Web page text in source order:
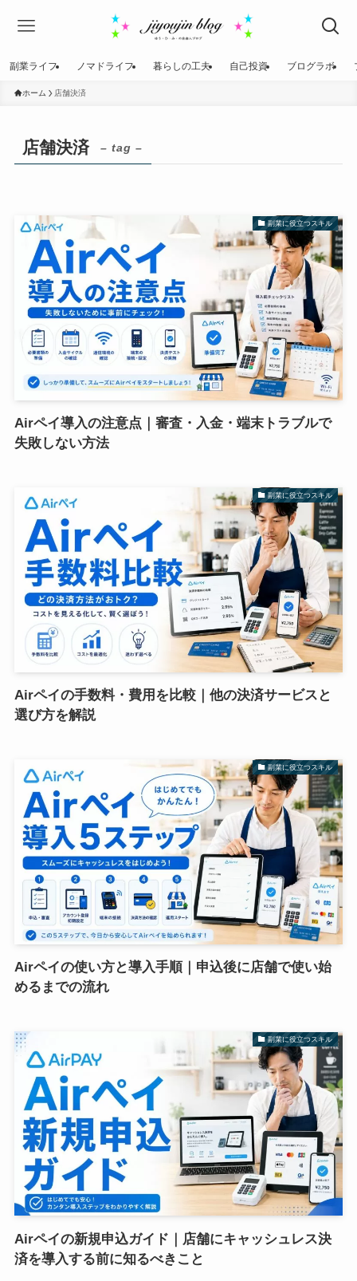
副業ライフ ノマドライフ 暮らしの工夫 自己投資 ブログラボ
ホーム 店舗決済
店舗決済 – tag –
副業に役立つスキル
Airペイ導入の注意点｜審査・入金・端末トラブルで
失敗しない方法
副業に役立つスキル
Airペイの手数料・費用を比較｜他の決済サービスと
選び方を解説
副業に役立つスキル
Airペイの使い方と導入手順｜申込後に店舗で使い始
めるまでの流れ
副業に役立つスキル
Airペイの新規申込ガイド｜店舗にキャッシュレス決
済を導入する前に知るべきこと